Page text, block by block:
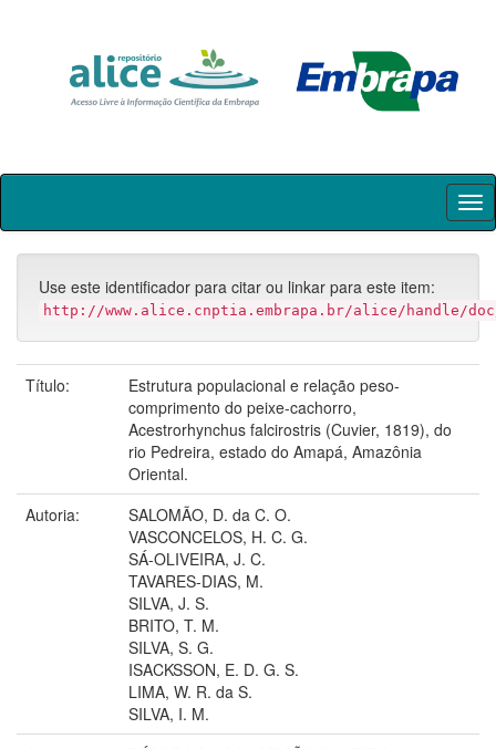
Skip
Use este identificador para citar ou linkar para este item:
http://www.alice.cnptia.embrapa.br/alice/handle/doc/
Título:
Estrutura populacional e relação peso-
comprimento do peixe-cachorro,
Acestrorhynchus falcirostris (Cuvier, 1819), do
rio Pedreira, estado do Amapá, Amazônia
Oriental.
Autoria:
SALOMÃO, D. da C. O.
VASCONCELOS, H. C. G.
SÁ-OLIVEIRA, J. C.
TAVARES-DIAS, M.
SILVA, J. S.
BRITO, T. M.
SILVA, S. G.
ISACKSSON, E. D. G. S.
LIMA, W. R. da S.
SILVA, I. M.